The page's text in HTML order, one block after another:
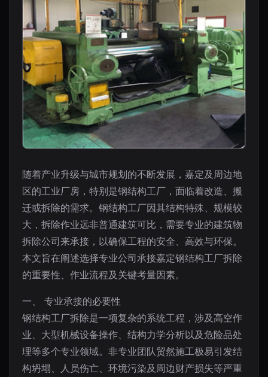
随着产业升级与城市规划的不断发展，嘉定及周边地
区的工业厂房，特别是钢结构工厂，面临着改造、搬
迁或拆除的需求。钢结构工厂因其结构特殊、规模较
大，拆除作业远非普通建筑可比，需要专业的建筑物
拆除公司来承接，以确保工程的安全、高效与环保。
本文旨在阐述选择专业公司承接嘉定钢结构工厂拆除
的重要性、作业流程及关键考量因素。
一、 专业承接的必要性
钢结构工厂拆除是一项复杂的系统工程，涉及高空作
业、大型机械设备操作、结构力学分析以及危险品处
理等多个专业领域。非专业团队贸然施工极易引发结
构坍塌、人员伤亡、环境污染及周边财产损失等严重